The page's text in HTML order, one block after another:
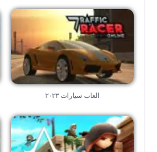
العاب سيارات ٢٠٢٣